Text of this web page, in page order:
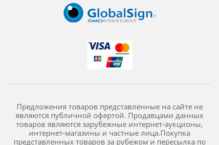
Предложения товаров представленные на сайте не
являются публичной офертой. Продавцами данных
товаров являются зарубежные интернет-аукционы,
интернет-магазины и частные лица.Покупка
представленных товаров за рубежом и пересылка по